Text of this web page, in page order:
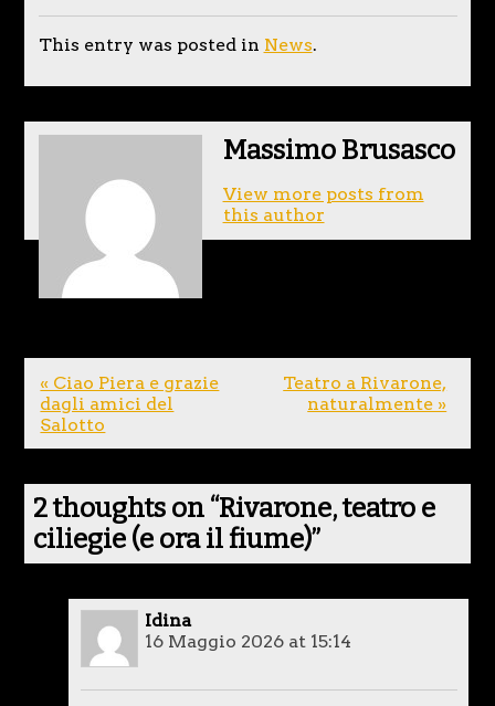
This entry was posted in News.
Massimo Brusasco
View more posts from
this author
« Ciao Piera e grazie
dagli amici del
Salotto
Teatro a Rivarone,
naturalmente »
2 thoughts on “Rivarone, teatro e
ciliegie (e ora il fiume)”
Idina
16 Maggio 2026 at 15:14